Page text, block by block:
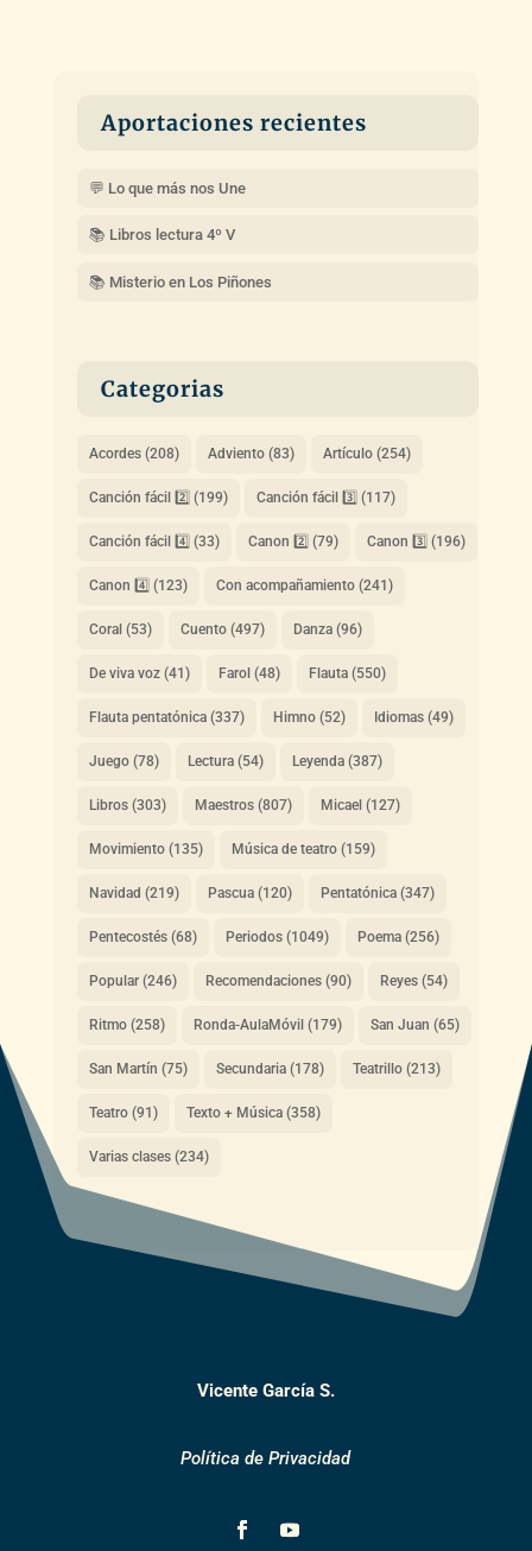
Aportaciones recientes
💬 Lo que más nos Une
📚 Libros lectura 4º V
📚 Misterio en Los Piñones
Categorias
Acordes(208) Adviento(83) Artículo(254)
Canción fácil 2️⃣ (199) Canción fácil 3️⃣ (117)
Canción fácil 4️⃣ (33) Canon 2️⃣ (79) Canon 3️⃣ (196)
Canon 4️⃣ (123) Con acompañamiento(241)
Coral(53) Cuento(497) Danza(96)
De viva voz(41) Farol(48) Flauta(550)
Flauta pentatónica(337) Himno(52) Idiomas(49)
Juego(78) Lectura(54) Leyenda(387)
Libros(303) Maestros(807) Micael(127)
Movimiento(135) Música de teatro(159)
Navidad (219) Pascua(120) Pentatónica(347)
Pentecostés(68) Periodos(1049) Poema(256)
Popular(246) Recomendaciones(90) Reyes(54)
Ritmo(258) Ronda-AulaMóvil(179) San Juan (65)
San Martín (75) Secundaria(178) Teatrillo(213)
Teatro(91) Texto + Música(358)
Varias clases(234)
Vicente García S.
Política de Privacidad